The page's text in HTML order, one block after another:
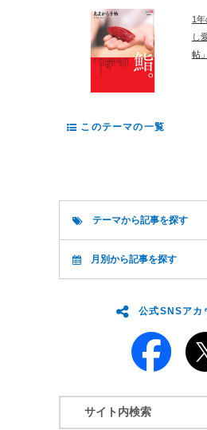
1
し
帖
このテーマの一覧
テーマから記事を探す
月別から記事を探す
公式SNSアカ